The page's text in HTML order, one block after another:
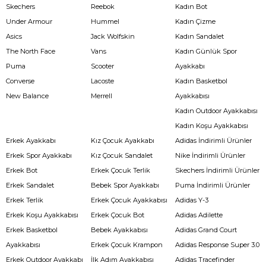
Skechers
Under Armour
Asics
The North Face
Puma
Converse
New Balance
Reebok
Hummel
Jack Wolfskin
Vans
Scooter
Lacoste
Merrell
Kadın Bot
Kadın Çizme
Kadın Sandalet
Kadın Günlük Spor
Ayakkabı
Kadın Basketbol
Ayakkabısı
Kadın Outdoor Ayakkabısı
Kadın Koşu Ayakkabısı
Erkek Ayakkabı
Erkek Spor Ayakkabı
Erkek Bot
Erkek Sandalet
Erkek Terlik
Erkek Koşu Ayakkabısı
Erkek Basketbol
Ayakkabısı
Erkek Outdoor Ayakkabı
Kız Çocuk Ayakkabı
Kız Çocuk Sandalet
Erkek Çocuk Terlik
Bebek Spor Ayakkabı
Erkek Çocuk Ayakkabısı
Erkek Çocuk Bot
Bebek Ayakkabısı
Erkek Çocuk Krampon
İlk Adım Ayakkabısı
Adidas İndirimli Ürünler
Nike İndirimli Ürünler
Skechers İndirimli Ürünler
Puma İndirimli Ürünler
Adidas Y-3
Adidas Adilette
Adidas Grand Court
Adidas Response Super 3.0
Adidas Tracefinder